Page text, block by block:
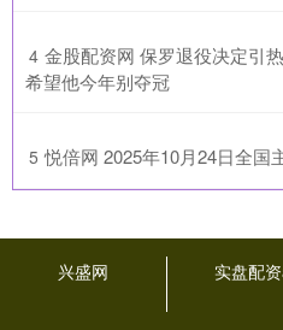
4 金股配资网 保罗退役决定引
希望他今年别夺冠
5 悦倍网 2025年10月24日全国
兴盛网 实盘配